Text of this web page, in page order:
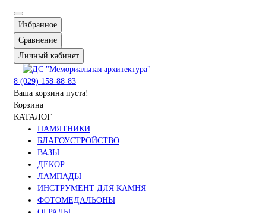
Избранное
Сравнение
Личный кабинет
8 (029) 158-88-83
Ваша корзина пуста!
Корзина
КАТАЛОГ
ПАМЯТНИКИ
БЛАГОУСТРОЙСТВО
ВАЗЫ
ДЕКОР
ЛАМПАДЫ
ИНСТРУМЕНТ ДЛЯ КАМНЯ
ФОТОМЕДАЛЬОНЫ